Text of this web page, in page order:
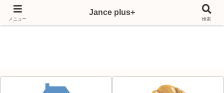
Japan & France & Chance～フランス移住応援サイト～
メニュー
Jance plus+
検索